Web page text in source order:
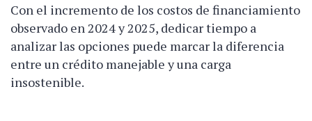
Con el incremento de los costos de financiamiento
observado en 2024 y 2025, dedicar tiempo a
analizar las opciones puede marcar la diferencia
entre un crédito manejable y una carga
insostenible.